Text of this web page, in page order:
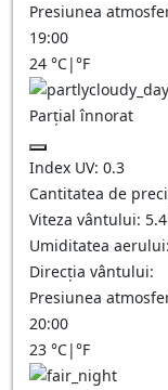
Presiunea
19:00
24 °C|°F
Parțial înnorat
Index UV: 0.3
Cantitatea de
Viteza vântului: 5.4
Umiditatea aerului:
Direcția vântului:
Presiunea
20:00
23 °C|°F